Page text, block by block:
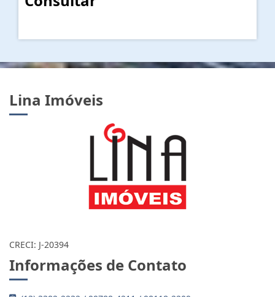
Lina Imóveis
CRECI: J-20394
Informações de Contato